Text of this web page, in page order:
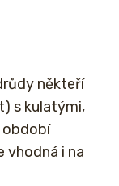
někteří
s kulatými,
období
vhodná i na